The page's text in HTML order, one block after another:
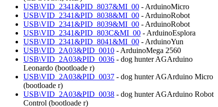
USB\VID_2341&PID_8037&MI_00 - ArduinoMicro
USB\VID_2341&PID_8038&MI_00 - ArduinoRobot
USB\VID_2341&PID_8039&MI_00 - ArduinoRobot
USB\VID_2341&PID_803C&MI_00 - ArduinoEsplora
USB\VID_2341&PID_8041&MI_00 - ArduinoYun
USB\VID_2A03&PID_0010 - ArduinoMega 2560
USB\VID_2A03&PID_0036 - dog hunter AGArduino
Leonardo (bootloade r)
USB\VID_2A03&PID_0037 - dog hunter AGArduino Micro
(bootloade r)
USB\VID_2A03&PID_0038 - dog hunter AGArduino Robot
Control (bootloade r)